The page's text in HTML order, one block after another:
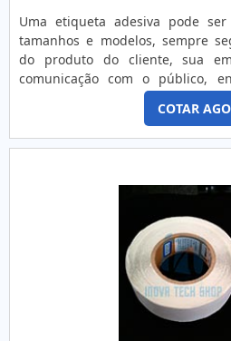
Uma etiqueta adesiva pode
tamanhos e modelos, sempre
do produto do cliente, sua
comunicação com o público,
etiquetas podem ser obtidas
trabalham no sistema de
campanhas promocionais,
impressas de algumas
tiragens; Impressão
ajudar a manter as etiquetas em
adversas. No caso de exposição
intempéries do tempo, é
verniz ultravioleta. Outra opção
Mack Color é referência em
perfeito acabamento, feitas
COTAR